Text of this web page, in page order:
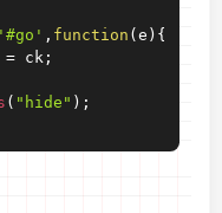
'#go' , function (e ) {
= ck ;
( "hide" ) ;